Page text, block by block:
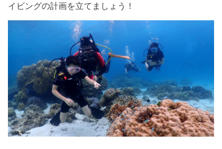
イビングの計画を立てましょう！